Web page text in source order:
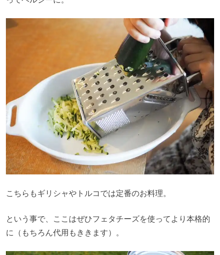
こちらもギリシャやトルコでは定番のお料理。
という事で、ここはぜひフェタチーズを使ってより本格的
に（もちろん代用もききます）。